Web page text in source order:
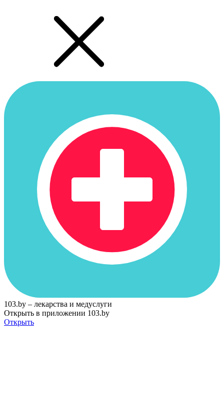
103.by – лекарства и медуслуги
Открыть в приложении 103.by
Открыть